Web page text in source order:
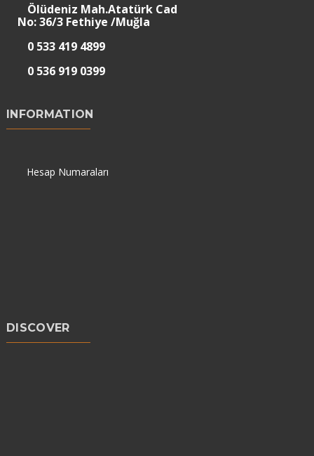
Ölüdeniz Mah.Atatürk Cad
No: 36/3 Fethiye /Muğla
0 533 419 4899
0 536 919 0399
INFORMATION
Hesap Numaraları
DISCOVER